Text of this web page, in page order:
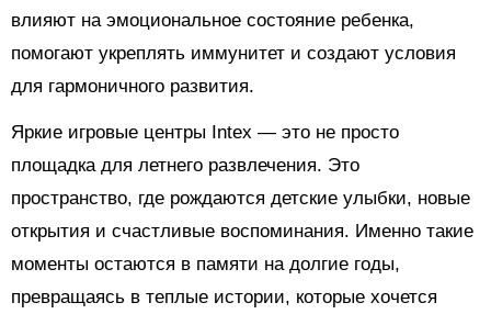
влияют на эмоциональное состояние ребенка,
помогают укреплять иммунитет и создают условия
для гармоничного развития.
Яркие игровые центры Intex — это не просто
площадка для летнего развлечения. Это
пространство, где рождаются детские улыбки, новые
открытия и счастливые воспоминания. Именно такие
моменты остаются в памяти на долгие годы,
превращаясь в теплые истории, которые хочется